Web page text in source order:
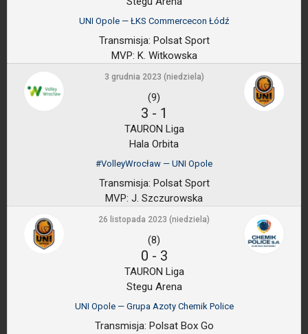
UNI Opole — ŁKS Commercecon Łódź
Transmisja: Polsat Sport
MVP: K. Witkowska
3 grudnia 2023 (niedziela)
(9)
3 - 1
TAURON Liga
Hala Orbita
#VolleyWrocław — UNI Opole
Transmisja: Polsat Sport
MVP: J. Szczurowska
26 listopada 2023 (niedziela)
(8)
0 - 3
TAURON Liga
Stegu Arena
UNI Opole — Grupa Azoty Chemik Police
Transmisja: Polsat Box Go